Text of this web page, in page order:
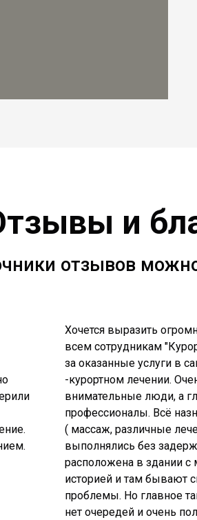
и
отзывов
Хочется выразить
всем сотрудникам
за оказанные услуги в
-курортном лечении.
внимательные люди, а
профессионалы. Всё
( массаж, различные
выполнялись без
расположена в здании с
историей и там бывают
проблемы. Но главное
нет очередей и очень